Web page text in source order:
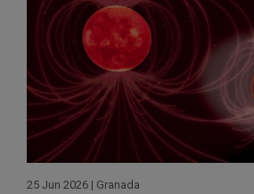
25 Jun 2026 | Granada